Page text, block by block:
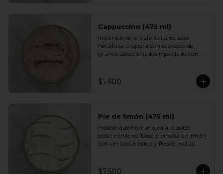
Cappuccino (475 ml)
Inspirado en el café italiano, este
helado se prepara con espresso de
granos seleccionados mezclado con
con un sabor profundo que encantará
a quienes disfrutan del buen café.
$7.500
Pie de limón (475 ml)
Helado que homenajea al clásico
postre chileno: base cremosa de limón
con un toque ácido y fresco, notas
Un sabor equilibrado, luminoso y muy
$7.500